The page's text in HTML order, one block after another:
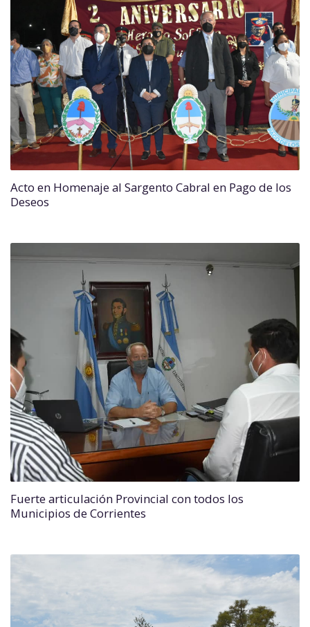
Acto en Homenaje al Sargento Cabral en Pago de los
Deseos
Fuerte articulación Provincial con todos los
Municipios de Corrientes